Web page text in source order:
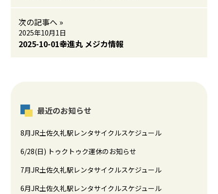
次の記事へ »
2025年10月1日
2025-10-01幸進丸 メジカ情報
最近のお知らせ
8月JR土佐久礼駅レンタサイクルスケジュール
6/28(日) トゥクトゥク運休のお知らせ
7月JR土佐久礼駅レンタサイクルスケジュール
6月JR土佐久礼駅レンタサイクルスケジュール